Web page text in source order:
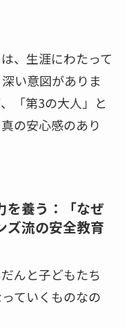
、生涯にわたって
い意図がありま
「第3の大人」と
の安心感のあり
を養う：「なぜ
ズ流の安全教育
んと子どもたち
ていくものなの